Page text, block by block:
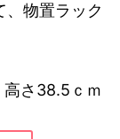
、物置ラック
さ38.5ｃｍ